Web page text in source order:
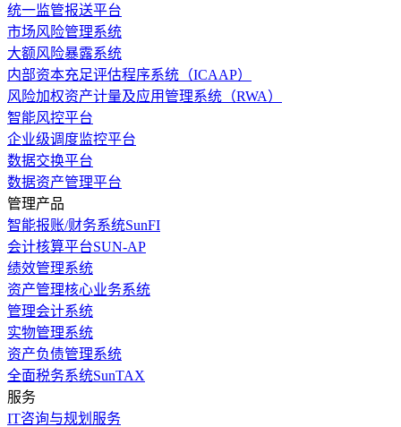
统一监管报送平台
市场风险管理系统
大额风险暴露系统
内部资本充足评估程序系统（ICAAP）
风险加权资产计量及应用管理系统（RWA）
智能风控平台
企业级调度监控平台
数据交换平台
数据资产管理平台
管理产品
智能报账/财务系统SunFI
会计核算平台SUN-AP
绩效管理系统
资产管理核心业务系统
管理会计系统
实物管理系统
资产负债管理系统
全面税务系统SunTAX
服务
IT咨询与规划服务